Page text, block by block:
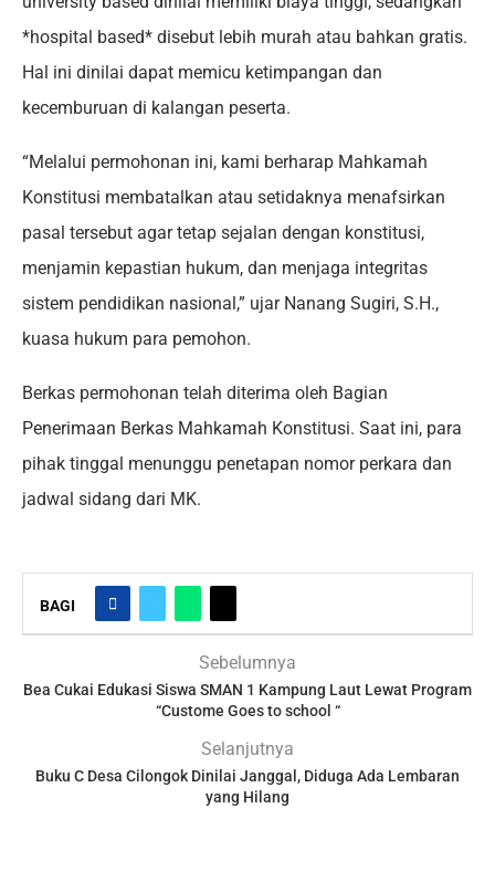
*hospital based* disebut lebih murah atau bahkan gratis.
Hal ini dinilai dapat memicu ketimpangan dan
kecemburuan di kalangan peserta.
“Melalui permohonan ini, kami berharap Mahkamah
Konstitusi membatalkan atau setidaknya menafsirkan
pasal tersebut agar tetap sejalan dengan konstitusi,
menjamin kepastian hukum, dan menjaga integritas
sistem pendidikan nasional,” ujar Nanang Sugiri, S.H.,
kuasa hukum para pemohon.
Berkas permohonan telah diterima oleh Bagian
Penerimaan Berkas Mahkamah Konstitusi. Saat ini, para
pihak tinggal menunggu penetapan nomor perkara dan
jadwal sidang dari MK.
BAGI
Sebelumnya
Bea Cukai Edukasi Siswa SMAN 1 Kampung Laut Lewat Program
“Custome Goes to school “
Selanjutnya
Buku C Desa Cilongok Dinilai Janggal, Diduga Ada Lembaran
yang Hilang